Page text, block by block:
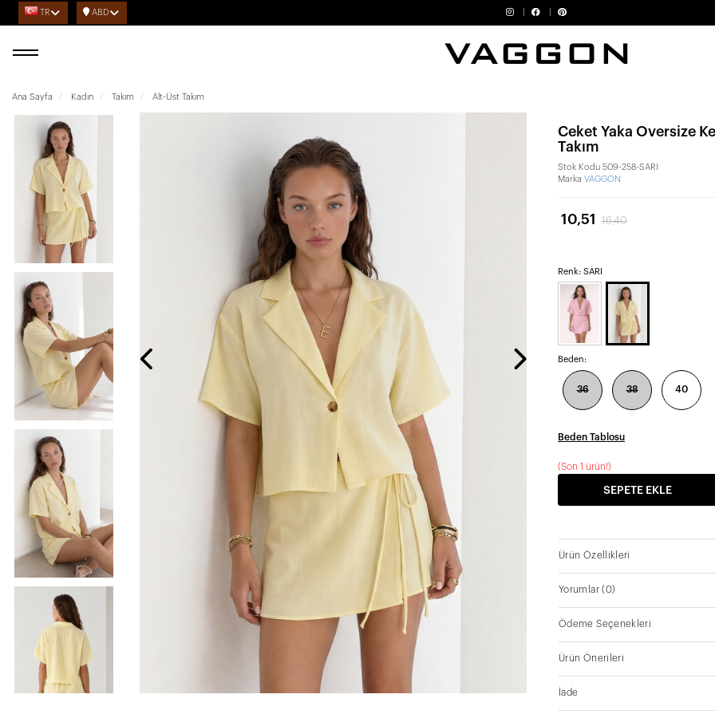
TR ABD
Ana Sayfa Kadın Takım Alt-Üst Takım
Ceket Yaka Oversize
Takım
Stok Kodu 509-258-SARI
Marka VAGGON
10,51 16,40
Renk: SARI
Beden:
36 38 40
Beden Tablosu
(Son 1 ürün!)
SEPETE EKLE
Ürün Özellikleri
Yorumlar(0)
Ödeme Seçenekleri
Ürün Önerileri
İade